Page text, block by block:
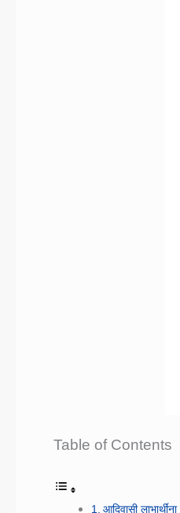
Table of Contents
आदिवासी